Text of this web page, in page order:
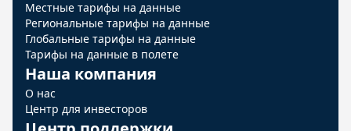
Местные тарифы на данные
Региональные тарифы на данные
Глобальные тарифы на данные
Тарифы на данные в полете
Наша компания
О нас
Центр для инвесторов